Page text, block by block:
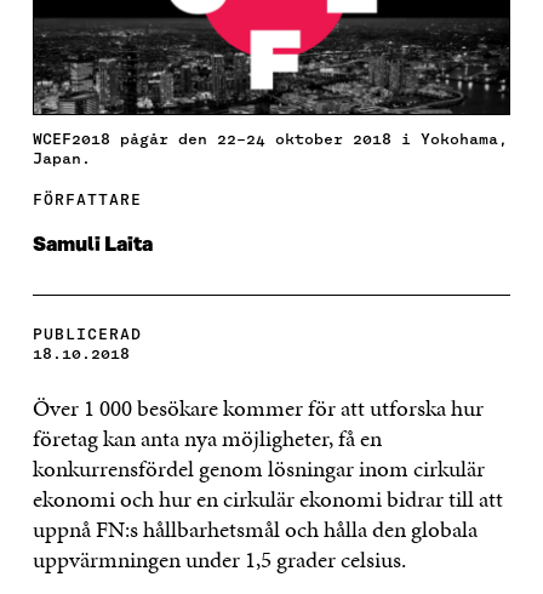
WCEF2018 pågår den 22–24 oktober 2018 i Yokohama,
Japan.
FÖRFATTARE
Samuli Laita
PUBLICERAD
18.10.2018
Över 1 000 besökare kommer för att utforska hur
företag kan anta nya möjligheter, få en
konkurrensfördel genom lösningar inom cirkulär
ekonomi och hur en cirkulär ekonomi bidrar till att
uppnå FN:s hållbarhetsmål och hålla den globala
uppvärmningen under 1,5 grader celsius.